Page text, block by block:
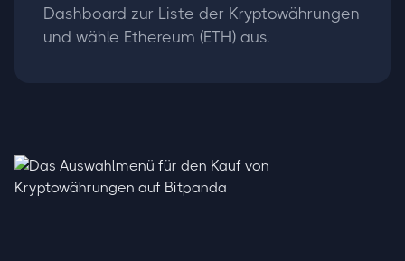
Dashboard zur Liste der Kryptowährungen
und wähle Ethereum (ETH) aus.